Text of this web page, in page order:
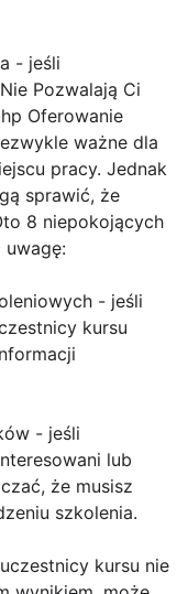
- jeśli
Pozwalają Ci
Oferowanie
ważne dla
pracy. Jednak
sprawić, że
8 niepokojących
uwagę:
- jeśli
kursu
- jeśli
lub
że musisz
szkolenia.
kursu nie